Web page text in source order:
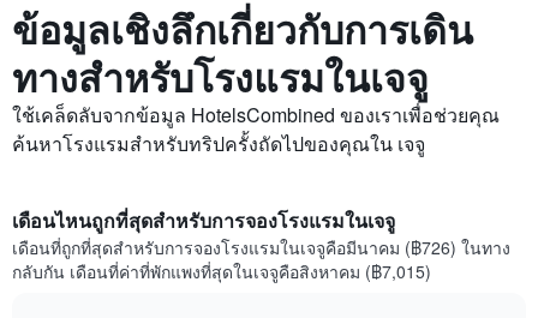
ข้อมูลเชิงลึกเกี่ยวกับการเดิน
ทางสำหรับโรงแรมในเจจู
ใช้เคล็ดลับจากข้อมูล HotelsCombined ของเราเพื่อช่วยคุณ
ค้นหาโรงแรมสำหรับทริปครั้งถัดไปของคุณใน เจจู
เดือนไหนถูกที่สุดสำหรับการจองโรงแรมในเจจู
เดือนที่ถูกที่สุดสำหรับการจองโรงแรมในเจจูคือมีนาคม (฿726) ในทาง
กลับกัน เดือนที่ค่าที่พักแพงที่สุดในเจจูคือสิงหาคม (฿7,015)